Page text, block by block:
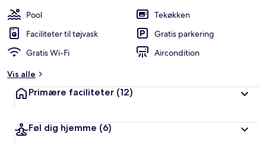
Pool
Tekøkken
Faciliteter til tøjvask
Gratis parkering
Gratis Wi-Fi
Aircondition
Vis alle
Primære faciliteter (12)
Føl dig hjemme (6)